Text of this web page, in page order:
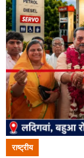
राष्ट्रीय